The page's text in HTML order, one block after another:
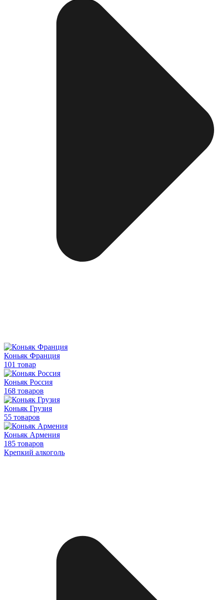
Коньяк Франция
101 товар
Коньяк Россия
168 товаров
Коньяк Грузия
55 товаров
Коньяк Армения
185 товаров
Крепкий алкоголь